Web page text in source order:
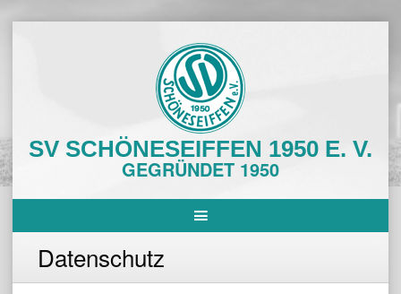
SV SCHÖNESEIFFEN 1950 E. V.
GEGRÜNDET 1950
Datenschutz